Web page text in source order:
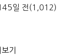
일 전(1,012)
기